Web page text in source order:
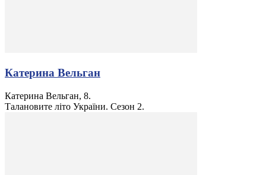
Катерина Вельган
Катерина Вельган, 8.
Талановите літо України. Сезон 2.